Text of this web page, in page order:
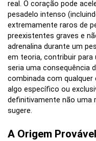
real. O coração pode
pesadelo intenso
extremamente raros de
preexistentes graves e
adrenalina durante um
em teoria, contribuir
seria uma consequência
combinada com
algo específico ou
definitivamente não uma
sugere.
A Origem